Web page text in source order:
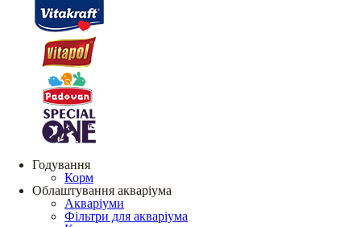
Годування
Корм
Облаштування акваріума
Акваріуми
Фільтри для акваріума